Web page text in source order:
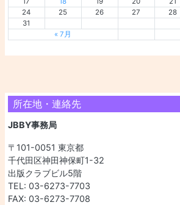
24
25 26 27 28
31
« 7月
所在地・連絡先
JBBY事務局
〒101-0051 東京都
千代田区神田神保町1-32
出版クラブビル5階
TEL: 03-6273-7703
FAX: 03-6273-7708